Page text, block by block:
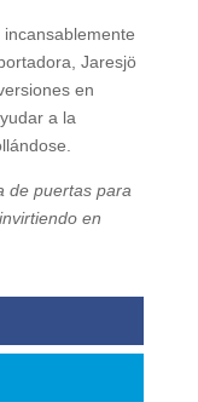
Jaresjö
en
a la
de puertas para
en